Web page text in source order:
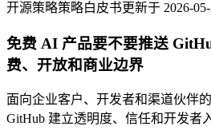
开源策略策略白皮书更新于 2026-
免费 AI 产品要不要推送
费、开放和商业边界
面向企业客户、开发者和渠道伙伴
GitHub 建立透明度、信任和开发者